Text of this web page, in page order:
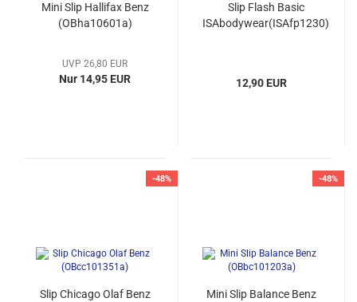
Mini Slip Hallifax Benz
(OBha10601a)
UVP 26,80 EUR
Nur 14,95 EUR
Slip Flash Basic
ISAbodywear(ISAfp1230)
12,90 EUR
-48%
Slip Chicago Olaf Benz
-48%
Mini Slip Balance Benz